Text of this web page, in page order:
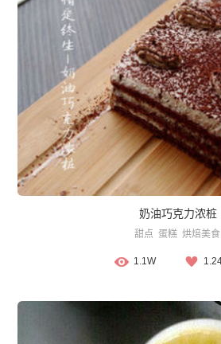
奶油巧克力浓桩
甜点 蛋糕 烘焙美食
1.1W